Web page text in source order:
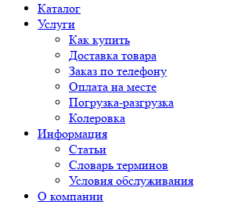
Каталог
Услуги
Как купить
Доставка товара
Заказ по телефону
Оплата на месте
Погрузка-разгрузка
Колеровка
Информация
Статьи
Словарь терминов
Условия обслуживания
О компании